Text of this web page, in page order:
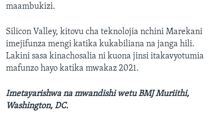
maambukizi.
Silicon Valley, kitovu cha teknolojia nchini Marekani
imejifunza mengi katika kukabiliana na janga hili.
Lakini sasa kinachosalia ni kuona jinsi itakavyotumia
mafunzo hayo katika mwakaz 2021.
Imetayarishwa na mwandishi wetu BMJ Muriithi,
Washington, DC.